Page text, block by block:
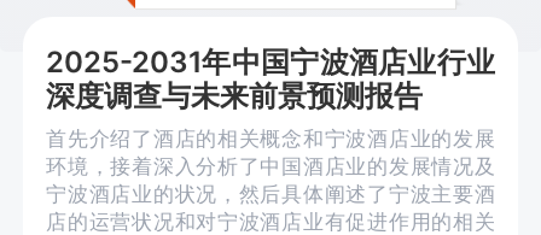
2025-2031年中国宁波酒店业行业
深度调查与未来前景预测报告
首先介绍了酒店的相关概念和宁波酒店业的发展
环境，接着深入分析了中国酒店业的发展情况及
宁波酒店业的状况，然后具体阐述了宁波主要酒
店的运营状况和对宁波酒店业有促进作用的相关